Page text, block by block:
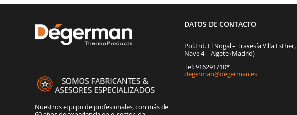
Nuestros equipo de profesionales, con más de
DATOS DE CONTACTO
Pol.Ind. El Nogal – Travesía Villa Esther,
Nave 4 – Algete (Madrid)
Tel: 916291710*
degerman@degerman.es